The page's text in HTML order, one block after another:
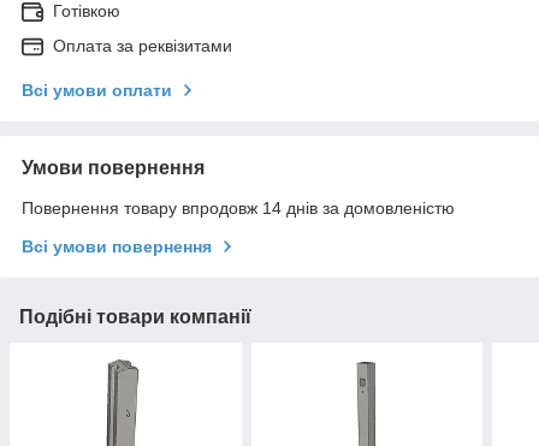
Готівкою
Оплата за реквізитами
Всі умови оплати
Умови повернення
Повернення товару впродовж 14 днів за домовленістю
Всі умови повернення
Подібні товари компанії